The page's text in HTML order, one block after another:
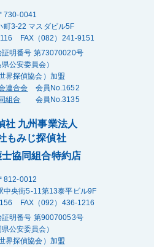
730-0041
町3-22 マスダビル5F
FAX（082）241-9151
証明番号 第73070020号
県公安委員会）
界探偵協会）加盟
連合会 会員No.1652
組合 会員No.3135
社 九州事業法人
もみじ探偵社
協同組合特約店
812-0012
中央街5-11第13泰平ビル9F
FAX（092）436-1216
証明番号 第90070053号
県公安委員会）
界探偵協会）加盟